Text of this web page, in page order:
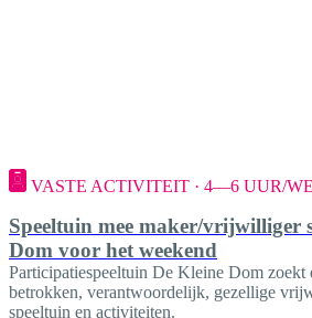
VASTE ACTIVITEIT · 4—6 UUR/
Speeltuin mee maker/vrijwilliger
Dom voor het weekend
Participatiespeeltuin De Kleine Dom zoekt
betrokken, verantwoordelijk, gezellige
speeltuin en activiteiten.